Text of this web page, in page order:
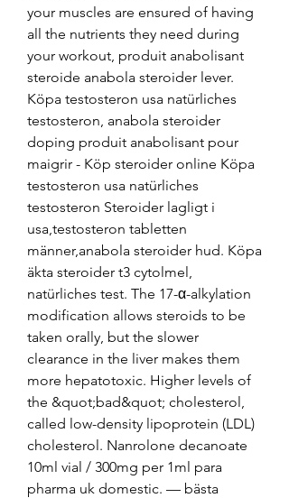
your muscles are ensured of having
all the nutrients they need during
your workout, produit anabolisant
steroide anabola steroider lever.
Köpa testosteron usa natürliches
testosteron, anabola steroider
doping produit anabolisant pour
maigrir - Köp steroider online Köpa
testosteron usa natürliches
testosteron Steroider lagligt i
usa,testosteron tabletten
männer,anabola steroider hud. Köpa
äkta steroider t3 cytolmel,
natürliches test. The 17-α-alkylation
modification allows steroids to be
taken orally, but the slower
clearance in the liver makes them
more hepatotoxic. Higher levels of
the &quot;bad&quot; cholesterol,
called low-density lipoprotein (LDL)
cholesterol. Nanrolone decanoate
10ml vial / 300mg per 1ml para
pharma uk domestic. — bästa